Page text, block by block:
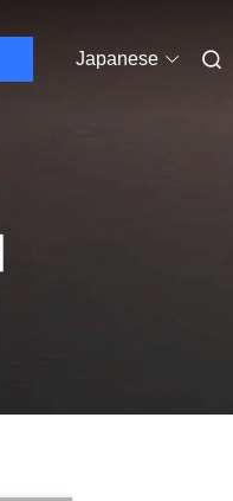
Japanese